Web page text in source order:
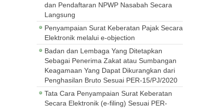
dan Pendaftaran NPWP Nasabah Secara
Langsung
Penyampaian Surat Keberatan Pajak Secara
Elektronik melalui e-objection
Badan dan Lembaga Yang Ditetapkan
Sebagai Penerima Zakat atau Sumbangan
Keagamaan Yang Dapat Dikurangkan dari
Penghasilan Bruto Sesuai PER-15/PJ/2020
Tata Cara Penyampaian Surat Keberatan
Secara Elektronik (e-filing) Sesuai PER-